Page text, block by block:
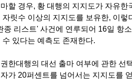
할 경우, 황 대행의 지지도가 자유
자릿수 이상의 지지도를 보유한, 이렇
종 리스트' 사건에 연루되어 16일 항
수 있다는 예측도 존재한다.
한대행의 대선 출마 여부에 관한 선
가 20퍼센트를 넘어서는 지지도를